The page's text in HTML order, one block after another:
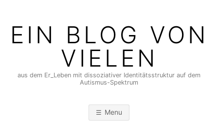
contentEIN BLOG VON
VIELEN
aus dem Er_Leben mit dissoziativer Identitätsstruktur auf dem
Autismus-Spektrum
Menu